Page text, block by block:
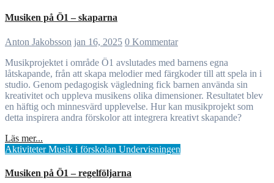
Musiken på Ö1 – skaparna
Anton Jakobsson jan 16, 2025 0 Kommentar
Musikprojektet i område Ö1 avslutades med barnens egna
låtskapande, från att skapa melodier med färgkoder till att spela in i
studio. Genom pedagogisk vägledning fick barnen använda sin
kreativitet och uppleva musikens olika dimensioner. Resultatet blev
en häftig och minnesvärd upplevelse. Hur kan musikprojekt som
detta inspirera andra förskolor att integrera kreativt skapande?
Läs mer...
AktiviteterMusik i förskolan Undervisningen
Musiken på Ö1 – regelföljarna